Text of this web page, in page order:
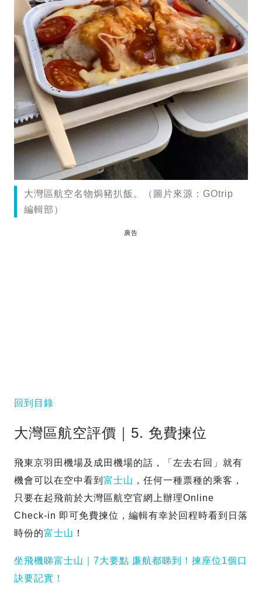
大灣區航空名物焗豬扒飯。（圖片來源：GOtrip
編輯部）
廣告
回到目錄
大灣區航空評價｜5. 免費揀位
飛東京羽田機場及成田機場的話，「左去右回」就有
機會可以在空中看到 富士山 ，任何一種票種的乘客，
只要在起飛前於大灣區航空官網上辦理Online
Check-in 即可免費揀位，編輯有幸於回程時看到日落
時份的富士山 ！
坐飛機睇富士山｜7大要點 廉航都睇到！揀座位1個口
訣要記實！